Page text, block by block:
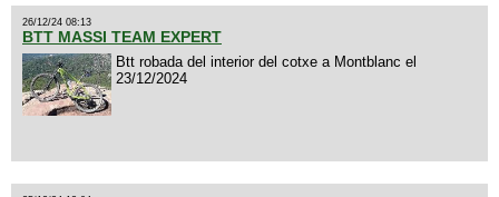
26/12/24 08:13
BTT MASSI TEAM EXPERT
Btt robada del interior del cotxe a Montblanc el
23/12/2024